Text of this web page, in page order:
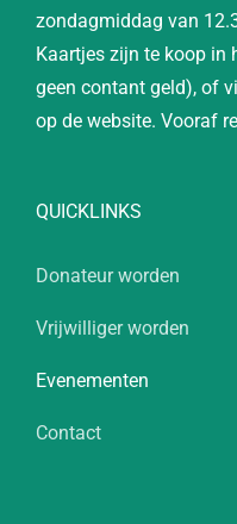
zondagmiddag van
Kaartjes zijn te koop in
geen contant geld), of
op de website. Vooraf
QUICKLINKS
Donateur worden
Vrijwilliger worden
Evenementen
Contact